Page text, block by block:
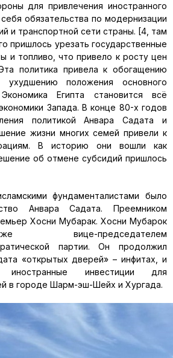
для привлечения иностранного
обязательства по модернизации
и транспортной сети страны. [4, там
пришлось урезать государственные
и топливо, что привело к росту цен
политика привела к обогащению
ухудшению положения основного
Египта становится всё
Запада. В конце 80-х годов
политикой Анвара Садата и
жизни многих семей привели к
В историю они вошли как
об отмене субсидий пришлось
фундаменталистами было
Анвара Садата. Преемником
Хосни Мубарак. Хосни Мубарок
председателем
партии. Он продолжил
«открытых дверей» – инфитах, и
иностранные инвестиции для
в городе Шарм-эш-Шейх и Хургада.